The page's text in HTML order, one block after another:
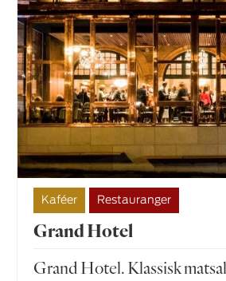
Kaféer Restauranger
Grand Hotel
Grand Hotel. Klassisk